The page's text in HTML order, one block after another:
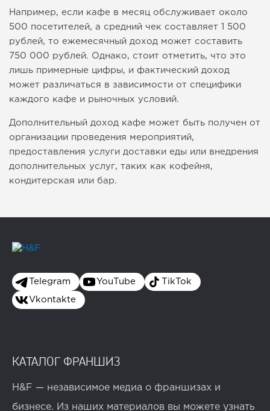
Например, если кафе в месяц обслуживает около
500 посетителей, а средний чек составляет 1 500
рублей, то ежемесячный доход может составить
750 000 рублей. Однако, стоит отметить, что это
лишь примерные цифры, и фактический доход
может различаться в зависимости от специфики
каждого кафе и рыночных условий.
Дополнительный доход кафе может быть получен от
организации проведения мероприятий,
предоставления услуги доставки еды или внедрения
дополнительных услуг, таких как кофейня,
кондитерская или бар.
Telegram YouTube TikTok
Vkontakte
КАТАЛОГ ФРАНШИЗ
H&F — независимое медиа о франшизах и
бизнесе. Из наших материалов вы можете узнать